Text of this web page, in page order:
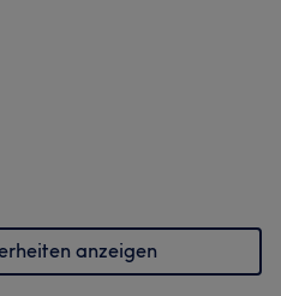
anzeigen